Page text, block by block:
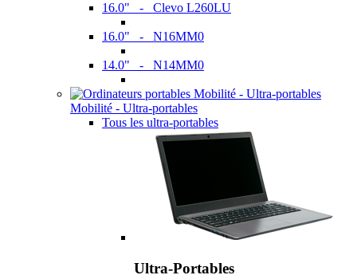
16.0" - Clevo L260LU
16.0" - N16MM0
14.0" - N14MM0
Mobilité - Ultra-portables
Tous les ultra-portables
Ultra-Portables